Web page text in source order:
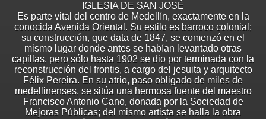
IGLESIA DE SAN JOSÉ
Es parte vital del centro de Medellín, exactamente en la
conocida Avenida Oriental. Su estilo es barroco colonial;
su construcción, que data de 1847, se comenzó en el
mismo lugar donde antes se habían levantado otras
capillas, pero sólo hasta 1902 se dio por terminada con la
reconstrucción del frontis, a cargo del jesuita y arquitecto
Félix Pereira. En su atrio, paso obligado de miles de
medellinenses, se sitúa una hermosa fuente del maestro
Francisco Antonio Cano, donada por la Sociedad de
Mejoras Públicas; del mismo artista se halla la obra